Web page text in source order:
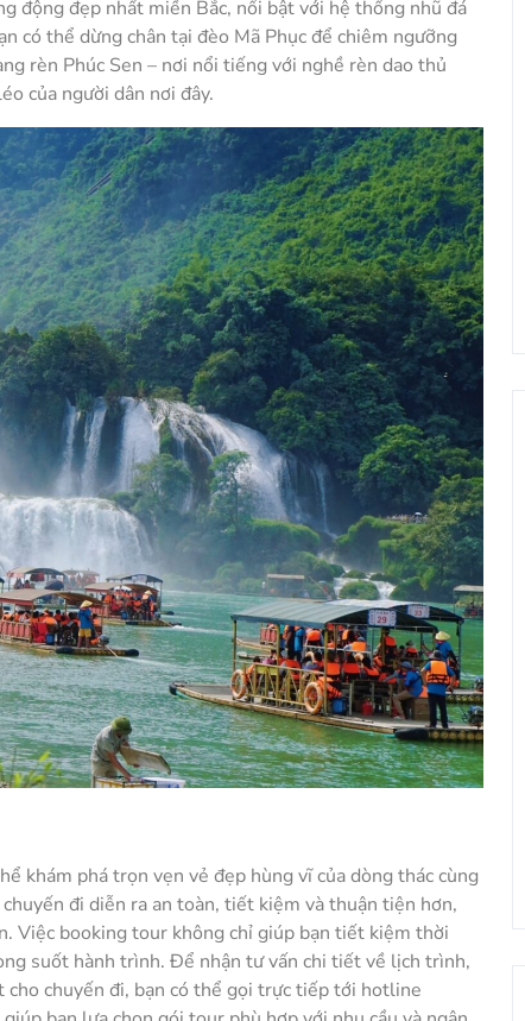
động đẹp nhất miền Bắc, nổi bật với hệ thống nhũ đá
có thể dừng chân tại đèo Mã Phục để chiêm ngưỡng
rèn Phúc Sen – nơi nổi tiếng với nghề rèn dao thủ
của người dân nơi đây.
khám phá trọn vẹn vẻ đẹp hùng vĩ của dòng thác cùng
đi diễn ra an toàn, tiết kiệm và thuận tiện hơn,
Việc booking tour không chỉ giúp bạn tiết kiệm thời
suốt hành trình. Để nhận tư vấn chi tiết về lịch trình,
chuyến đi, bạn có thể gọi trực tiếp tới hotline